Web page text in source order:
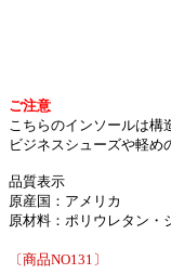
ご注意
こちらのインソールは構
ビジネスシューズや軽め
品質表示
原産国：アメリカ
原材料：ポリウレタン・
〔商品NO131〕